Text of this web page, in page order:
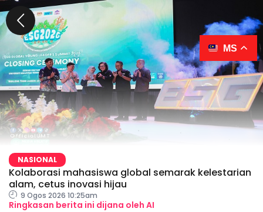
NASIONAL
Kolaborasi mahasiswa global semarak kelestarian
alam, cetus inovasi hijau
9 Ogos 2026 10:25am
Ringkasan berita ini dijana oleh AI
MS